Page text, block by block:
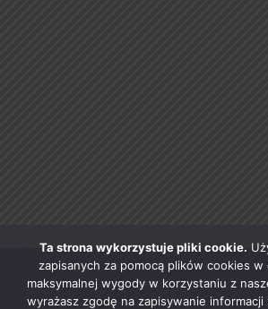
Ta strona wykorzystuje pliki cookie.
zapisanych za pomocą plików cookies
maksymalnej wygody w korzystaniu z
wyrażasz zgodę na zapisywanie